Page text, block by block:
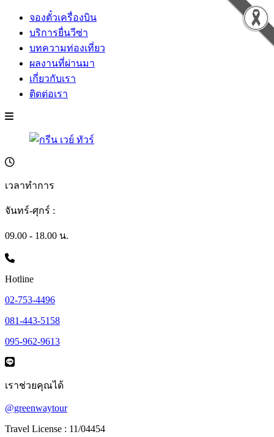
จองตั๋วเครื่องบิน
บริการยื่นวีซ่า
บทความท่องเที่ยว
ผลงานที่ผ่านมา
เกี่ยวกับเรา
ติดต่อเรา
เวลาทำการ
จันทร์-ศุกร์ :
09.00 - 18.00 น.
Hotline
02-753-4496
081-443-5158
095-962-9613
เราช่วยคุณได้
@greenwaytour
Travel License : 11/04454